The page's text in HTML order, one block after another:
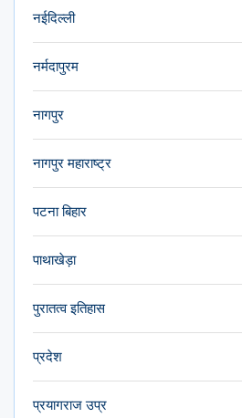
नईदिल्ली
नर्मदापुरम
नागपुर
नागपुर महाराष्ट्र
पटना बिहार
पाथाखेड़ा
पुरातत्व इतिहास
प्रदेश
प्रयागराज उप्र